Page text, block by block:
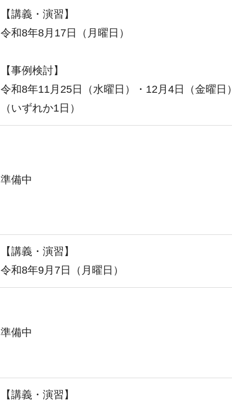
【講義・演習】
令和8年8月17日（月曜日）
【事例検討】
令和8年11月25日（水曜日）・12月4日（金曜日）
（いずれか1日）
準備中
【講義・演習】
令和8年9月7日（月曜日）
準備中
【講義・演習】